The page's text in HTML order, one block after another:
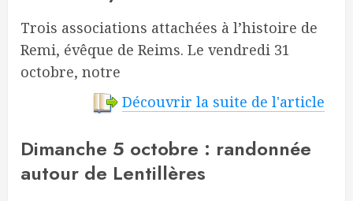
Trois associations attachées à l’histoire de
Remi, évêque de Reims. Le vendredi 31
octobre, notre
Découvrir la suite de l'article
Dimanche 5 octobre : randonnée
autour de Lentillères